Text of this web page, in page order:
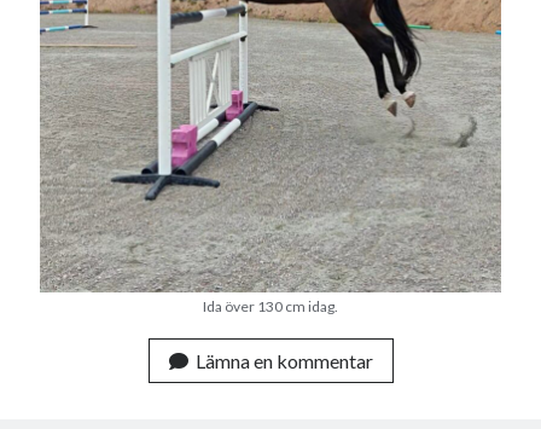
Kategorier
Allmänt(997)
Extrahästar(58)
Hållidej (276)
Heart of Hope(40)
Heart Paal(217)
Idun(141)
Källhults Spotless(163)
Min Träning(220)
Personligt/Åsikter(161)
Ida över 130 cm idag.
Lämna en kommentar